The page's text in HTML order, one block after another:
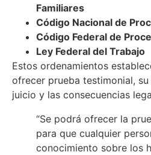
Familiares
Código Nacional de
Código Federal de
Ley Federal del Trabajo
Estos ordenamientos
ofrecer prueba testimonial,
juicio y las consecuencias
“Se podrá ofrecer la
para que cualquier
conocimiento sobre los